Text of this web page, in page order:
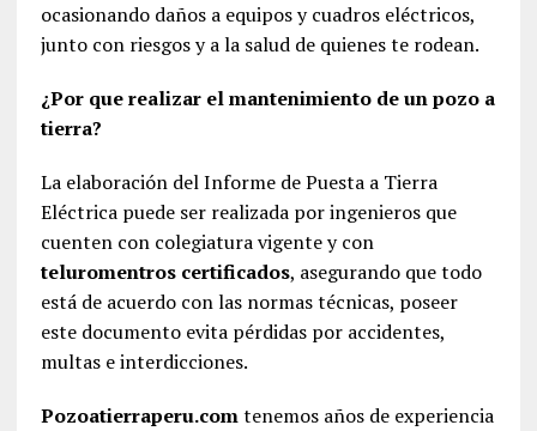
ocasionando daños a equipos y cuadros eléctricos,
junto con riesgos y a la salud de quienes te rodean.
¿Por que realizar el mantenimiento de un pozo a
tierra?
La elaboración del Informe de Puesta a Tierra
Eléctrica puede ser realizada por ingenieros que
cuenten con colegiatura vigente y con
teluromentros certificados, asegurando que todo
está de acuerdo con las normas técnicas, poseer
este documento evita pérdidas por accidentes,
multas e interdicciones.
Pozoatierraperu.comtenemos años de experiencia